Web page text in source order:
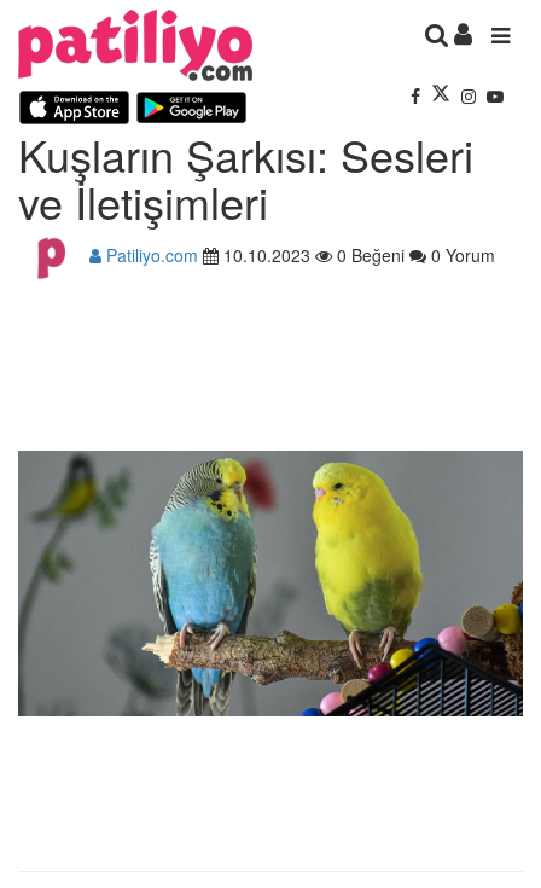
Kuşların Şarkısı: Sesleri
ve İletişimleri
Patiliyo.com 10.10.2023 0 Beğeni 0 Yorum